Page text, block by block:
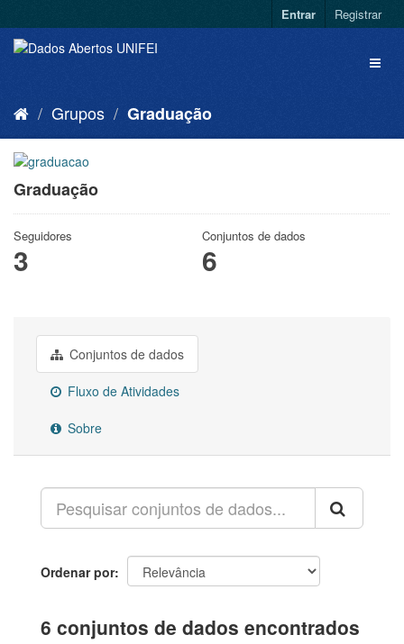
Entrar Registrar
Grupos Graduação
Graduação
Seguidores
3
Conjuntos de dados
6
Conjuntos de dados
Fluxo de Atividades
Sobre
Ordenar por
6 conjuntos de dados encontrados